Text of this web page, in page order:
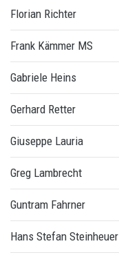
Florian Richter
Frank Kämmer MS
Gabriele Heins
Gerhard Retter
Giuseppe Lauria
Greg Lambrecht
Guntram Fahrner
Hans Stefan Steinheuer